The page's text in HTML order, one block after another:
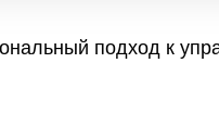
подход к